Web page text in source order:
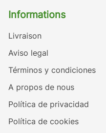
Informations
Livraison
Aviso legal
Términos y condiciones
A propos de nous
Política de privacidad
Política de cookies